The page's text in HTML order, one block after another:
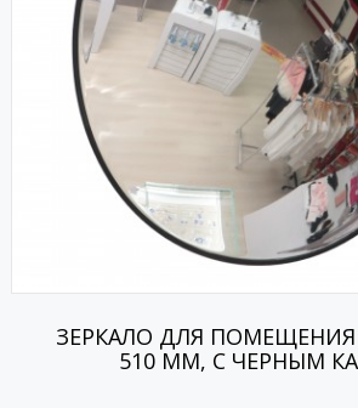
ЗЕРКАЛО ДЛЯ ПОМЕЩЕНИЯ
510 ММ, С ЧЕРНЫМ